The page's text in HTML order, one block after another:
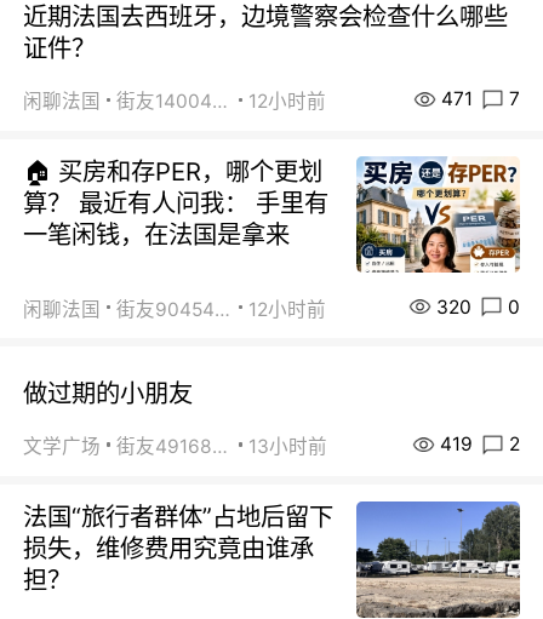
近期法国去西班牙，边境警察会检查什么哪些
证件？
闲聊法国 街友14004820 12小时前 471 7
🏠 买房和存PER，哪个更划
算？ 最近有人问我： 手里有
一笔闲钱，在法国是拿来
闲聊法国 街友90454511 12小时前 320 0
做过期的小朋友
文学广场 街友49168527 13小时前 419 2
法国“旅行者群体”占地后留下
损失，维修费用究竟由谁承
担？